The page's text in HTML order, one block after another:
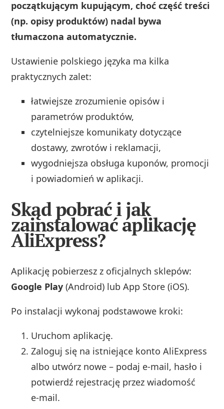
początkującym kupującym, choć część treści
(np. opisy produktów) nadal bywa
tłumaczona automatycznie.
Ustawienie polskiego języka ma kilka
praktycznych zalet:
łatwiejsze zrozumienie opisów i
parametrów produktów,
czytelniejsze komunikaty dotyczące
dostawy, zwrotów i reklamacji,
wygodniejsza obsługa kuponów, promocji
i powiadomień w aplikacji.
Skąd pobrać i jak
zainstalować aplikację
AliExpress?
Aplikację pobierzesz z oficjalnych sklepów:
Google Play (Android) lub App Store (iOS).
Po instalacji wykonaj podstawowe kroki:
Uruchom aplikację.
Zaloguj się na istniejące konto AliExpress
albo utwórz nowe – podaj e‑mail, hasło i
potwierdź rejestrację przez wiadomość
e‑mail.